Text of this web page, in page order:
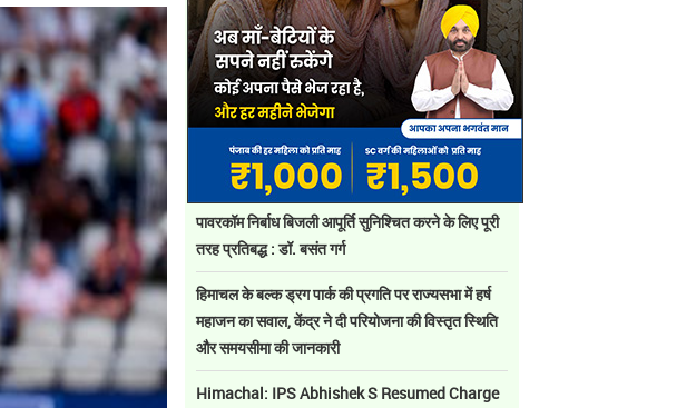
पावरकॉम निर्बाध बिजली आपूर्ति सुनिश्चित करने के लिए पूरी
तरह प्रतिबद्ध : डॉ. बसंत गर्ग
हिमाचल के बल्क ड्रग पार्क की प्रगति पर राज्यसभा में हर्ष
महाजन का सवाल, केंद्र ने दी परियोजना की विस्तृत स्थिति
और समयसीमा की जानकारी
Himachal: IPS Abhishek S Resumed Charge